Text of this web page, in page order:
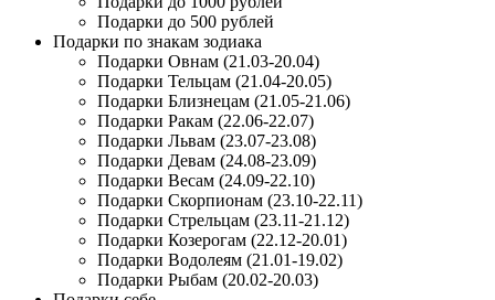
Подарки до 500 рублей
Подарки по знакам зодиака
Подарки Овнам (21.03-20.04)
Подарки Тельцам (21.04-20.05)
Подарки Близнецам (21.05-21.06)
Подарки Ракам (22.06-22.07)
Подарки Львам (23.07-23.08)
Подарки Девам (24.08-23.09)
Подарки Весам (24.09-22.10)
Подарки Скорпионам (23.10-22.11)
Подарки Стрельцам (23.11-21.12)
Подарки Козерогам (22.12-20.01)
Подарки Водолеям (21.01-19.02)
Подарки Рыбам (20.02-20.03)